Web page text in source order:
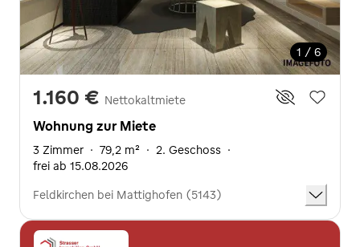
1 / 6
1.160 € Nettokaltmiete
Wohnung zur Miete
3 Zimmer · 79,2 m² · 2. Geschoss ·
frei ab 15.08.2026
Feldkirchen bei Mattighofen (5143)